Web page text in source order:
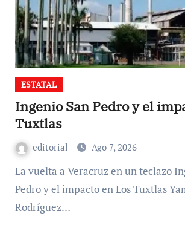
ESTATAL
Ingenio San Pedro y el
Tuxtlas
editorial Ago 7, 2026
La vuelta a Veracruz en un teclazo Ingenio San
Pedro y el impacto en Los Tuxtlas
Rodríguez…